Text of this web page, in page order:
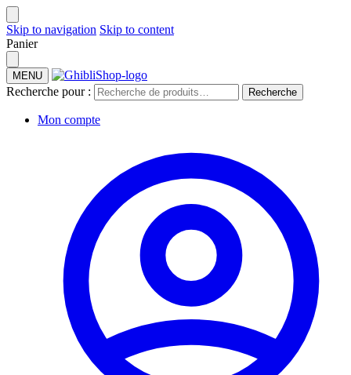
Skip to navigation Skip to content
Panier
MENU
Recherche pour : Recherche
Mon compte